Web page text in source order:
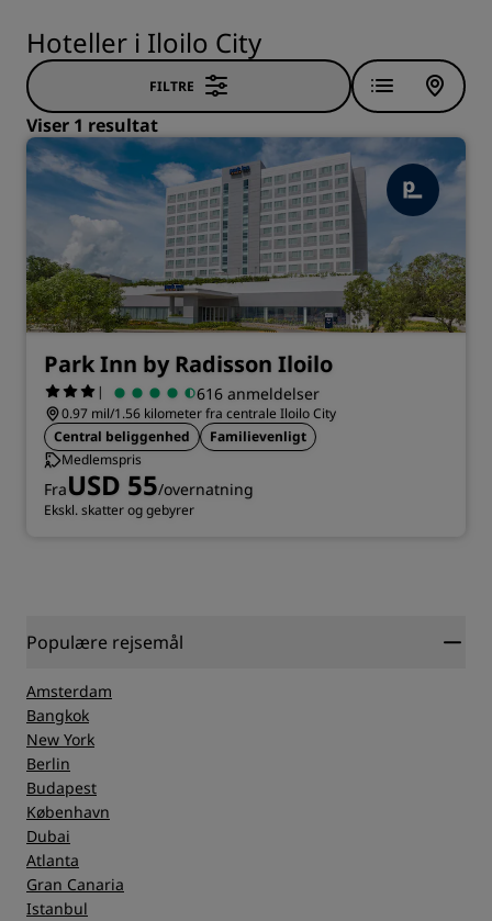
Hoteller i Iloilo City
FILTRE
Viser 1 resultat
Park Inn by Radisson Iloilo
| 616 anmeldelser
0.97 mil/1.56 kilometer fra centrale Iloilo City
Central beliggenhed
Familievenligt
Medlemspris
FraUSD 55/overnatning
Ekskl. skatter og gebyrer
Populære rejsemål
Amsterdam
Bangkok
New York
Berlin
Budapest
København
Dubai
Atlanta
Gran Canaria
Istanbul